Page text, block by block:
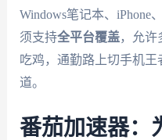
Windows笔记本、iPhone
须支持全平台覆盖，允许
吃鸡，通勤路上切手机
道。
番茄加速器：